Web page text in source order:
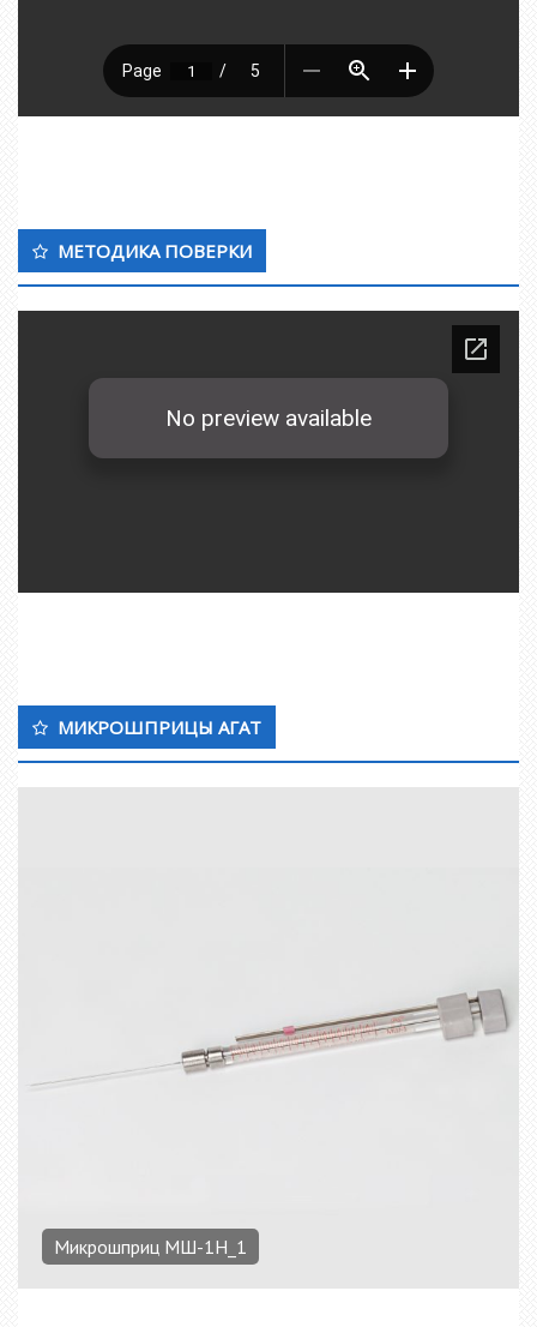
МЕТОДИКА ПОВЕРКИ
МИКРОШПРИЦЫ АГАТ
Микрошприц МШ-1Н_1